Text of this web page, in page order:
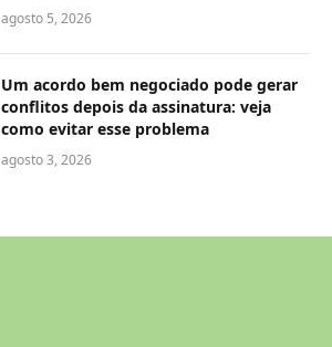
agosto 5, 2026
Um acordo bem negociado pode gerar
conflitos depois da assinatura: veja
como evitar esse problema
agosto 3, 2026